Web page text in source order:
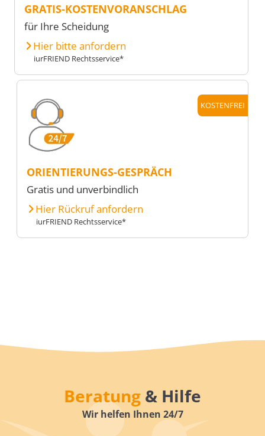
GRATIS-KOSTENVORANSCHLAG
für Ihre Scheidung
Hier bitte anfordern
iurFRIEND Rechtsservice*
KOSTENFREI
ORIENTIERUNGS-GESPRÄCH
Gratis und unverbindlich
Hier Rückruf anfordern
iurFRIEND Rechtsservice*
Beratung & Hilfe
Wir helfen Ihnen 24/7